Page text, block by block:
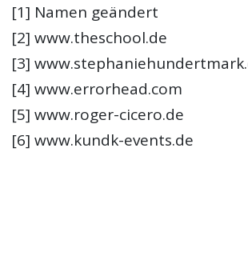
[1] Namen geändert
[2] www.theschool.de
[3]
[4] www.errorhead.com
[5] www.roger-cicero.de
[6] www.kundk-events.de